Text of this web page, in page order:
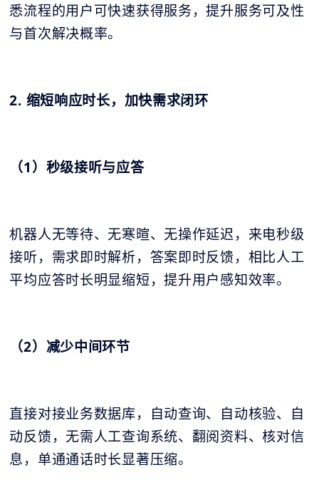
悉流程的用户可快速获得服务，提升服务可及性
与首次解决概率。
2. 缩短响应时长，加快需求闭环
（1）秒级接听与应答
机器人无等待、无寒暄、无操作延迟，来电秒级
接听，需求即时解析，答案即时反馈，相比人工
平均应答时长明显缩短，提升用户感知效率。
（2）减少中间环节
直接对接业务数据库，自动查询、自动核验、自
动反馈，无需人工查询系统、翻阅资料、核对信
息，单通通话时长显著压缩。